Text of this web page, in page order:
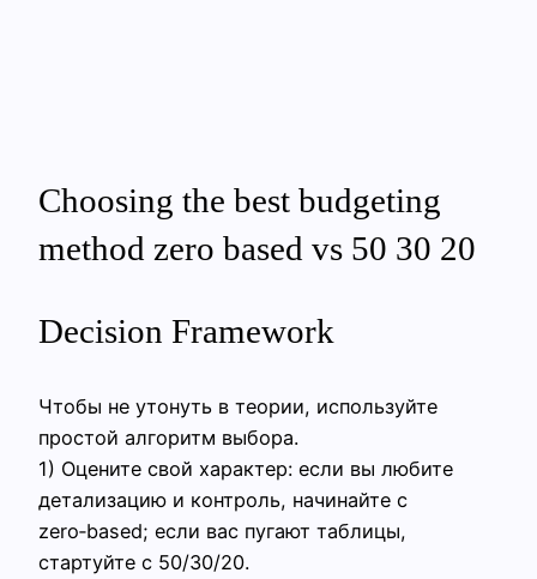
Choosing the best budgeting
method zero based vs 50 30 20
Decision Framework
Чтобы не утонуть в теории, используйте
простой алгоритм выбора.
1) Оцените свой характер: если вы любите
детализацию и контроль, начинайте с
zero‑based; если вас пугают таблицы,
стартуйте с 50/30/20.